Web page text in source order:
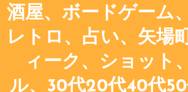
酒屋、ボードゲーム
レトロ、占い、矢場
ィーク、ショット
ル、30代20代40代